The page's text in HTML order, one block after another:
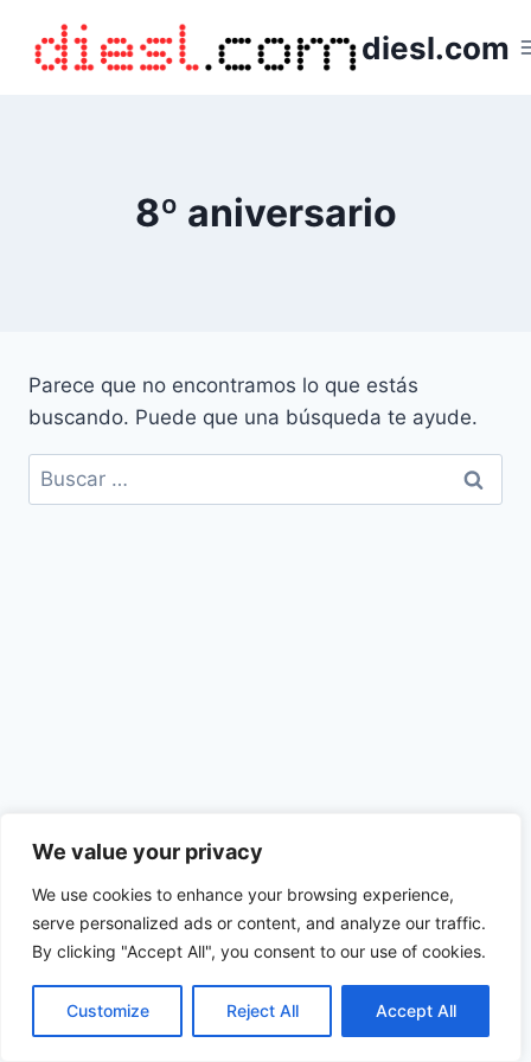
We value your privacy
We use cookies to enhance your browsing experience,
serve personalized ads or content, and analyze our traffic.
By clicking "Accept All", you consent to our use of cookies.
Customize Reject All Accept All
contenido
diesl.com
8º aniversario
Parece que no encontramos lo que estás
buscando. Puede que una búsqueda te ayude.
Buscar:
© 2026 diesl.com - Tema para WordPress por
Kadence WP